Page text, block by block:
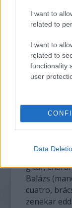
I want to
related to
I want to
related to
functionality
user
Data
előadnak.
Gryllus
egy
téren
kicsiknek
nyáron is
A Kossuth-
változatlan:
pánsíp,
gitár,
Balázs
cuatro,
zenekar